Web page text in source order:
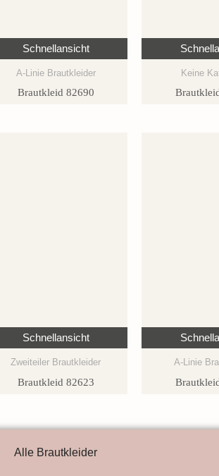
Schnellansicht
A-Linie Brautkleider
Brautkleid 82690
Keine
Schnellansicht
Zweiteiler Brautkleider
Brautkleid 82623
A-Linie
Alle Brautkleider